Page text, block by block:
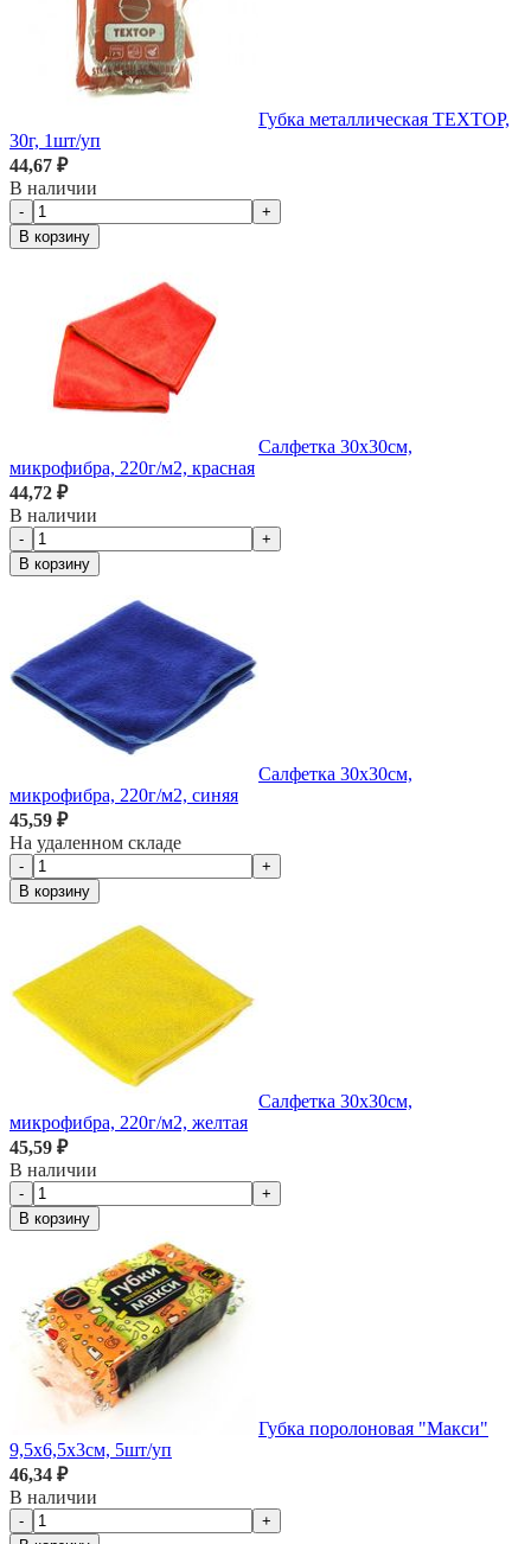
Губка металлическая TEXTOP,
30г, 1шт/уп
44,67 ₽
В наличии
-
+
В корзину
Салфетка 30х30см,
микрофибра, 220г/м2, красная
44,72 ₽
В наличии
-
+
В корзину
Салфетка 30х30см,
микрофибра, 220г/м2, синяя
45,59 ₽
На удаленном складе
-
+
В корзину
Салфетка 30х30см,
микрофибра, 220г/м2, желтая
45,59 ₽
В наличии
-
+
В корзину
Губка поролоновая "Макси"
9,5х6,5х3см, 5шт/уп
46,34 ₽
В наличии
-
+